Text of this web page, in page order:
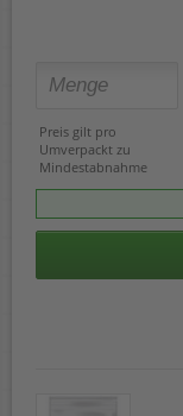
Preis gilt pro
Umverpackt zu
Mindestabnahme